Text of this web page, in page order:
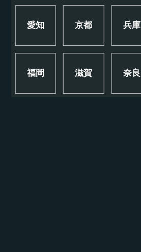
愛知 京都 兵庫
福岡 滋賀 奈良